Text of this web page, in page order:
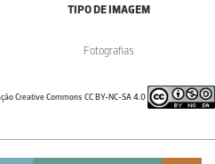
TIPO DE IMAGEM
Fotografias
Creative Commons CC BY-NC-SA 4.0